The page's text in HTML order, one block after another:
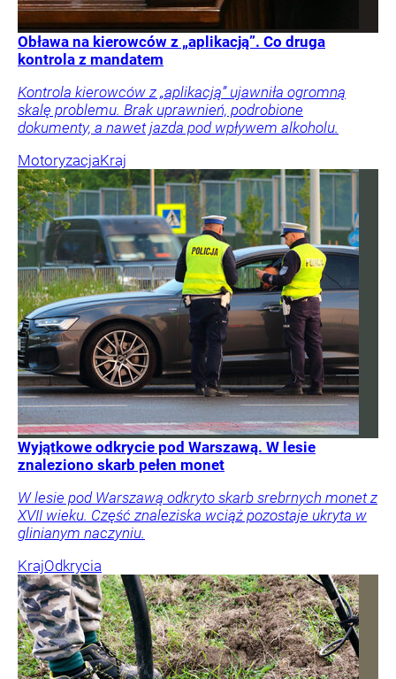
Obława na kierowców z „aplikacją”. Co druga
kontrola z mandatem
Kontrola kierowców z „aplikacją” ujawniła ogromną
skalę problemu. Brak uprawnień, podrobione
dokumenty, a nawet jazda pod wpływem alkoholu.
MotoryzacjaKraj
Wyjątkowe odkrycie pod Warszawą. W lesie
znaleziono skarb pełen monet
W lesie pod Warszawą odkryto skarb srebrnych monet z
XVII wieku. Część znaleziska wciąż pozostaje ukryta w
glinianym naczyniu.
KrajOdkrycia